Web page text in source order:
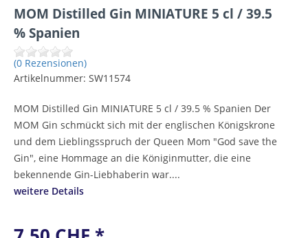
MOM Distilled Gin MINIATURE 5 cl / 39.5
% Spanien
(0 Rezensionen)
Artikelnummer: SW11574
MOM Distilled Gin MINIATURE 5 cl / 39.5 % Spanien Der
MOM Gin schmückt sich mit der englischen Königskrone
und dem Lieblingsspruch der Queen Mom "God save the
Gin", eine Hommage an die Königinmutter, die eine
bekennende Gin-Liebhaberin war....
weitere Details